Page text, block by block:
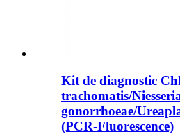
Kit de diagnostic
trachomatis/
gonorrhoeae/
(PCR-Fluorescence)